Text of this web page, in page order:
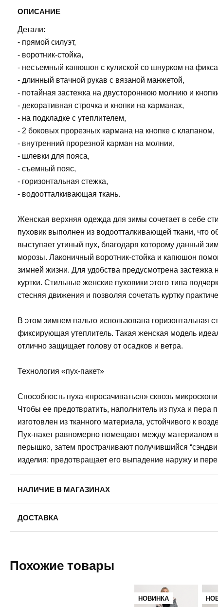
ОПИСАНИЕ
Детали:
- прямой силуэт,
- воротник-стойка,
- несъемный капюшон с кулиской со шнурком на
- длинный втачной рукав с вязаной манжетой,
- потайная застежка на двустороннюю молнию и
- декоративная строчка и кнопки на карманах,
- на подкладке с утеплителем,
- 2 боковых прорезных кармана на кнопке с клапаном,
- внутренний прорезной карман на молнии,
- шлевки для пояса,
- съемный пояс,
- горизонтальная стежка,
- водоотталкивающая ткань.
Женская верхняя одежда для зимы сочетает в себе
пуховик выполнен из водоотталкивающей ткани, что
выступает утиный пух, благодаря которому данный
морозы. Лаконичный воротник-стойка и капюшон
зимней жизни. Для удобства предусмотрена
куртки. Стильные женские пуховики этого типа
стесняя движения и позволяя сочетать куртку
В этом зимнем пальто использована
фиксирующая утеплитель. Такая женская модель
отлично защищает голову от осадков и ветра.
Технология «пух-пакет»
Способность пуха «просачиваться» сквозь
Чтобы ее предотвратить, наполнитель из пуха и
изготовлен из тканного материала, устойчивого к
Пух-пакет равномерно помещают между материалом
перышко, затем прострачивают получившийся
изделия: предотвращает его выпадение наружу и
НАЛИЧИЕ В МАГАЗИНАХ
42
46 48
8 (958) 872-02-01
ДОСТАВКА
Пермь — бесплатно
Доставка в другие города
Похожие товары
НОВИНКА